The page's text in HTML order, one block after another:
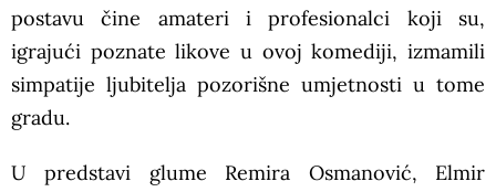
postavu čine amateri i profesionalci koji su,
igrajući poznate likove u ovoj komediji, izmamili
simpatije ljubitelja pozorišne umjetnosti u tome
gradu.
U predstavi glume Remira Osmanović, Elmir